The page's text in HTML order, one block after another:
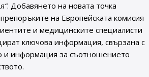
. Добавянето на новата точка
на Европейската комисия
и медицинските специалисти
ключова информация, свързана с
и информация за съотношението